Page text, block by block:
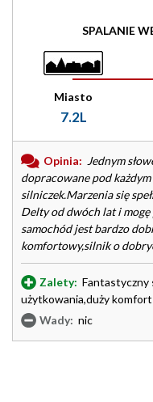
SPALANIE
Miasto
7.2L
Opinia: Jednym
dopracowane pod
silniczek.Marzenia się
Delty od dwóch lat i
samochód jest bardzo
komfortowy,silnik o
Zalety: Fantastyczny
użytkowania,duży komfort
Wady: nic